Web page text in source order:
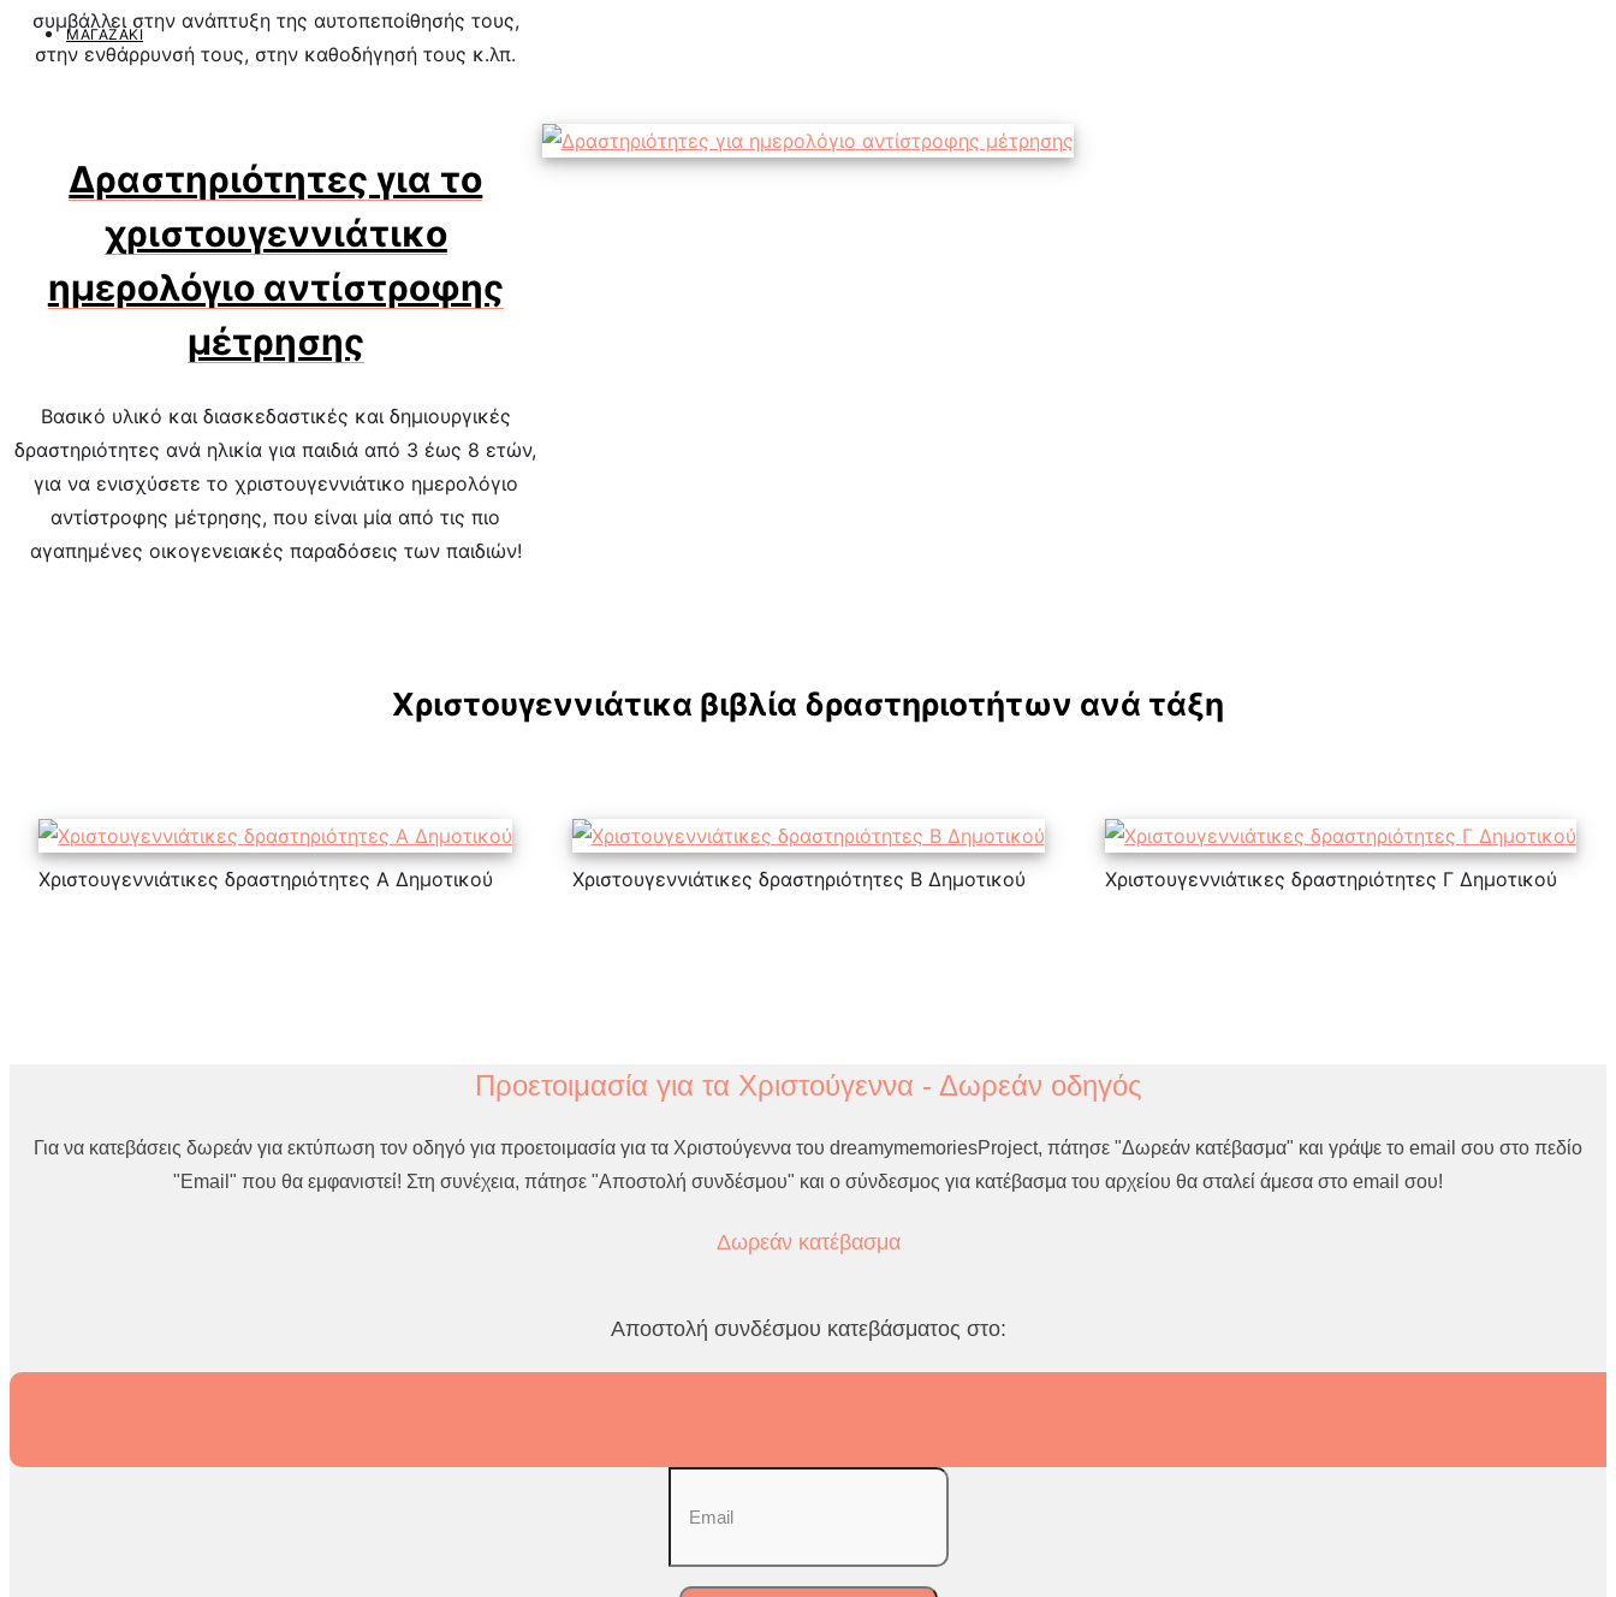
ΜΑΓΑΖΆΚΙ
συμβάλλει στην ανάπτυξη της αυτοπεποίθησής τους,
στην ενθάρρυνσή τους, στην καθοδήγησή τους κ.λπ.
Δραστηριότητες για το
χριστουγεννιάτικο
ημερολόγιο αντίστροφης
μέτρησης
Βασικό υλικό και διασκεδαστικές και δημιουργικές
δραστηριότητες ανά ηλικία για παιδιά από 3 έως 8 ετών,
για να ενισχύσετε το χριστουγεννιάτικο ημερολόγιο
αντίστροφης μέτρησης, που είναι μία από τις πιο
αγαπημένες οικογενειακές παραδόσεις των παιδιών!
Χριστουγεννιάτικα βιβλία δραστηριοτήτων ανά τάξη
Χριστουγεννιάτικες δραστηριότητες Α Δημοτικού Χριστουγεννιάτικες δραστηριότητες Β Δημοτικού Χριστουγεννιάτικες δραστηριότητες Γ Δημοτικού
Προετοιμασία για τα Χριστούγεννα - Δωρεάν οδηγός
Για να κατεβάσεις δωρεάν για εκτύπωση τον οδηγό για προετοιμασία για τα Χριστούγεννα του dreamymemoriesProject, πάτησε "Δωρεάν κατέβασμα" και γράψε το email σου στο πεδίο
"Email" που θα εμφανιστεί! Στη συνέχεια, πάτησε "Αποστολή συνδέσμου" και ο σύνδεσμος για κατέβασμα του αρχείου θα σταλεί άμεσα στο email σου!
Δωρεάν κατέβασμα
Αποστολή συνδέσμου κατεβάσματος στο: